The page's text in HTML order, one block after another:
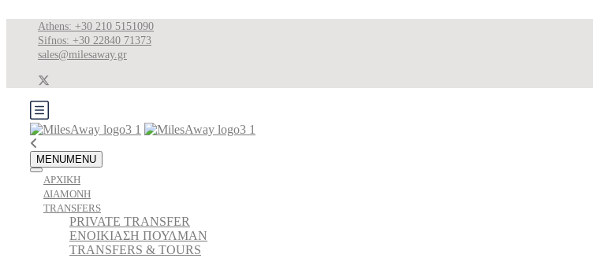
Athens: +30 210 5151090
Sifnos: +30 22840 71373
sales@milesaway.gr
MENUMENU
ΑΡΧΙΚΗ
ΔΙΑΜΟΝΗ
TRANSFERS
PRIVATE TRANSFER
ΕΝΟΙΚΙΑΣΗ ΠΟΥΛΜΑΝ
TRANSFERS & TOURS